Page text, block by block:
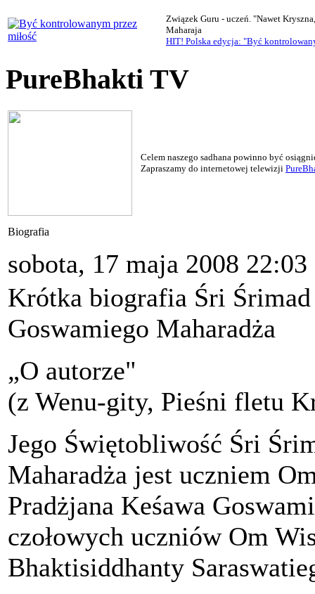
Związek Guru - uczeń. "Nawet
Maharaja
HIT! Polska edycja: "Być
PureBhakti TV
Celem naszego sadhana powinno być
Zapraszamy do internetowej telewizji
Biografia
sobota, 17 maja 2008 22:03
Krótka biografia Śri
Goswamiego Maharadża
„O autorze"
(z Wenu-gity, Pieśni fletu
Jego Świętobliwość Śri
Maharadża jest uczniem
Pradżjana Keśawa
czołowych uczniów Om
Bhaktisiddhanty